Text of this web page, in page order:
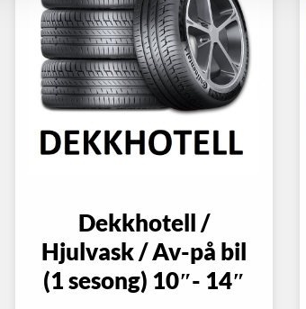
Dekkhotell /
Hjulvask / Av-på bil
(1 sesong) 10″- 14″